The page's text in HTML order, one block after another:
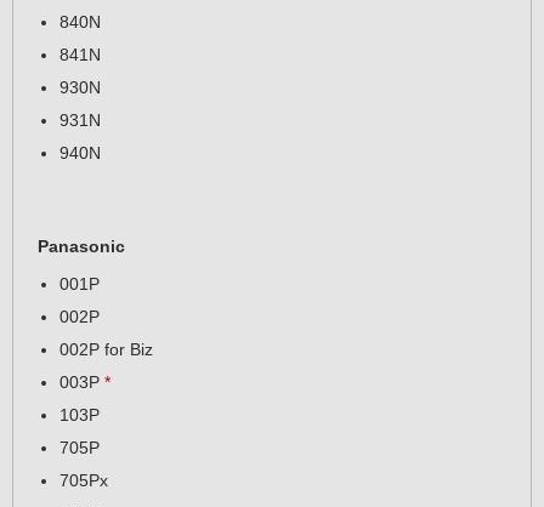
840N
841N
930N
931N
940N
Panasonic
001P
002P
002P for Biz
003P *
103P
705P
705Px